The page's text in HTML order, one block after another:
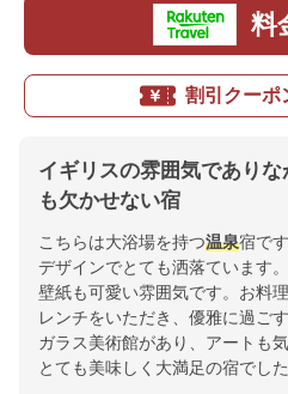
料
割引クーポ
イギリスの雰囲気であり
も欠かせない宿
こちらは大浴場を持つ温泉宿で
デザインでとても洒落ています
壁紙も可愛い雰囲気です。お料
レンチをいただき、優雅に過ご
ガラス美術館があり、アートも
とても美味しく大満足の宿でした